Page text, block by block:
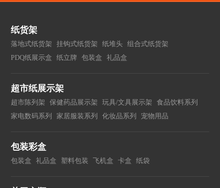
纸货架
落地式纸货架 挂钩式纸货架 纸堆头 组合式纸货架
PDQ纸展示盒
纸立牌 包装盒 礼品盒
超市纸展示架
超市陈列架 保健药品展示架 玩具/文具展示架
食品饮料系列
家电数码系列
家居服装系列 化妆品系列 宠物用品
包装彩盒
包装盒 礼品盒 塑料包装 飞机盒 卡盒 纸袋